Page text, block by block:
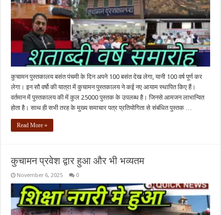
कुचामन पुस्तकालय बसंत पंचमी के दिन अपने 100 बसंत देख लेगा, यानी 100 वर्ष पूर्ण कर
लेगा। इन सौ वर्षो की यात्रा में कुचामन पुस्तकालय ने कई नए आयाम स्थापित किए हैं।
वर्तमान में पुस्तकालय की में कुल 25000 पुस्तक के उपलब्ध है। जिनसे आमजन लाभान्वित
होता है। साथ ही सभी तरह के मुख्य समाचार पत्र प्रतियोगिता से संबंधित पुस्तक …
Read More »
कुचामन प्रवेश द्वार हुआ और भी भव्यतम
November 6, 2025 0